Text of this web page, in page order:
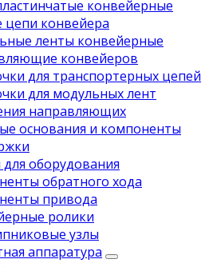
конвейерные
цепи конвейера
ленты конвейерные
конвейеров
для транспортерных цепей
для модульных лент
направляющих
основания и компоненты
оборудования
обратного хода
привода
pолики
узлы
аппаратура